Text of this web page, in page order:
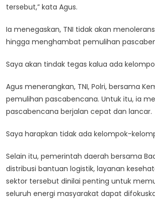
tersebut,” kata Agus.
Ia menegaskan, TNI tidak akan
hingga menghambat pemulihan
Saya akan tindak tegas kalua ada
Agus menerangkan, TNI, Polri, bersama
pemulihan pascabencana. Untuk itu, ia
pascabencana berjalan cepat dan lancar.
Saya harapkan tidak ada kelompok-
Selain itu, pemerintah daerah bersama
distribusi bantuan logistik, layanan
sektor tersebut dinilai penting untuk
seluruh energi masyarakat dapat